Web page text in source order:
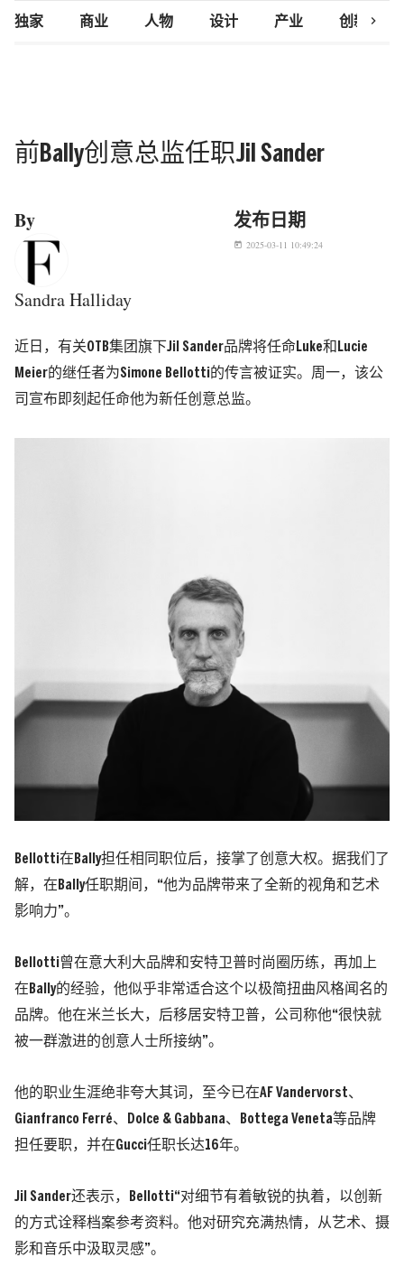
独家 商业 人物 设计 产业 创新研究
chevron_right
前Bally创意总监任职Jil Sander
By
Sandra Halliday
发布日期
today 2025-03-11 10:49:24
近日，有关OTB集团旗下Jil Sander品牌将任命Luke和Lucie
Meier的继任者为Simone Bellotti的传言被证实。周一，该公
司宣布即刻起任命他为新任创意总监。
Bellotti在Bally担任相同职位后，接掌了创意大权。据我们了
解，在Bally任职期间，“他为品牌带来了全新的视角和艺术
影响力”。
Bellotti曾在意大利大品牌和安特卫普时尚圈历练，再加上
在Bally的经验，他似乎非常适合这个以极简扭曲风格闻名的
品牌。他在米兰长大，后移居安特卫普，公司称他“很快就
被一群激进的创意人士所接纳”。
他的职业生涯绝非夸大其词，至今已在AF Vandervorst、
Gianfranco Ferré、Dolce & Gabbana、Bottega Veneta等品牌
担任要职，并在Gucci任职长达16年。
Jil Sander还表示，Bellotti“对细节有着敏锐的执着，以创新
的方式诠释档案参考资料。他对研究充满热情，从艺术、摄
影和音乐中汲取灵感”。